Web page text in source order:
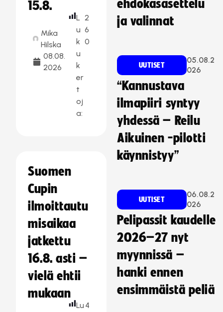
15.8.
Mika
Hilska
08.08.
2026
L
u
k
u
k
er
t
oj
a:
2
6
0
Suomen
Cupin
ilmoittautu
misaikaa
jatkettu
16.8. asti –
vielä ehtii
mukaan
Lu 4
ehdokasasettelu
ja valinnat
UUTISET
05.08.2
026
“Kannustava
ilmapiiri syntyy
yhdessä – Reilu
Aikuinen -pilotti
käynnistyy”
UUTISET
06.08.2
026
Pelipassit kaudelle
2026–27 nyt
myynnissä –
hanki ennen
ensimmäistä peliä